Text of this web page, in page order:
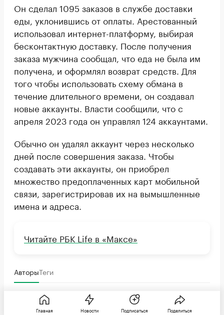
Он сделал 1095 заказов в службе доставки
еды, уклонившись от оплаты. Арестованный
использовал интернет-платформу, выбирая
бесконтактную доставку. После получения
заказа мужчина сообщал, что еда не была им
получена, и оформлял возврат средств. Для
того чтобы использовать схему обмана в
течение длительного времени, он создавал
новые аккаунты. Власти сообщили, что с
апреля 2023 года он управлял 124 аккаунтами.
Обычно он удалял аккаунт через несколько
дней после совершения заказа. Чтобы
создавать эти аккаунты, он приобрел
множество предоплаченных карт мобильной
связи, зарегистрировав их на вымышленные
имена и адреса.
Читайте РБК Life в «Максе»
АвторыТеги
Василий Кузнецов
Главная
Новости Подписаться Поделиться